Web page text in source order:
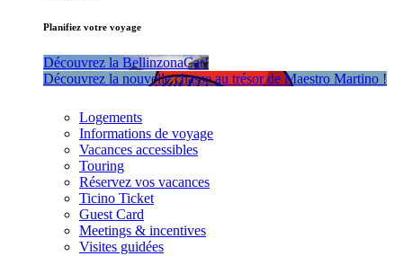
Planifiez votre voyage
Découvrez la BellinzonaCar!
Découvrez la nouvelle chasse au trésor de Maestro Martino !
Logements
Informations de voyage
Vacances accessibles
Touring
Réservez vos vacances
Ticino Ticket
Guest Card
Meetings & incentives
Visites guidées